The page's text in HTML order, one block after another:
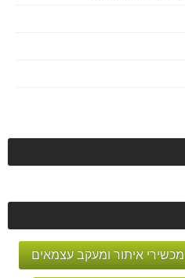
מכשירי איתור ומעקב עצמאים